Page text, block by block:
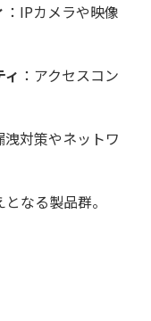
：IPカメラや映像
：アクセスコン
洩対策やネットワ
なる製品群。